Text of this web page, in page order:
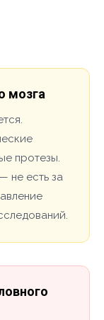
мозга
протезы.
не есть за